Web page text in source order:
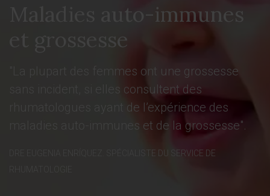
Maladies auto-immunes
et grossesse
"La plupart des femmes ont une grossesse
sans incident, si elles consultent des
rhumatologues ayant de l’expérience des
maladies auto-immunes et de la grossesse".
DRE EUGENIA ENRÍQUEZ. SPÉCIALISTE DU SERVICE DE